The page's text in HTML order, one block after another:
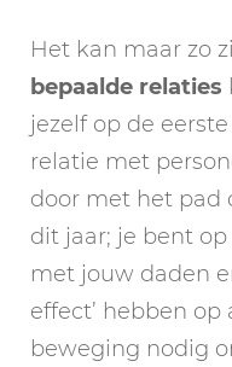
Het kan maar zo
bepaalde relaties
jezelf op de
relatie met
door met het pad
dit jaar; je bent
met jouw daden
effect’ hebben op
beweging nodig